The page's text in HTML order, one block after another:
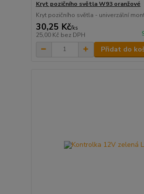
Kryt pozičního světla W93 oranžové
Kryt pozičního světla - univerzální
30,25 Kč/ks
25,00 Kč bez DPH
Přidat do